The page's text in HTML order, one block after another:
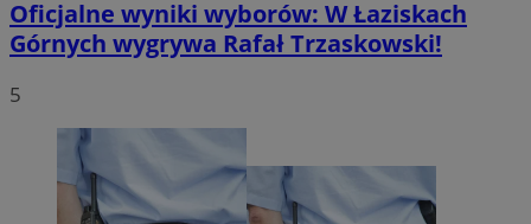
Oficjalne wyniki wyborów: W Łaziskach
Górnych wygrywa Rafał Trzaskowski!
5